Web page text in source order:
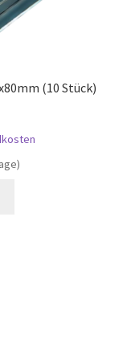
(10 Stück)